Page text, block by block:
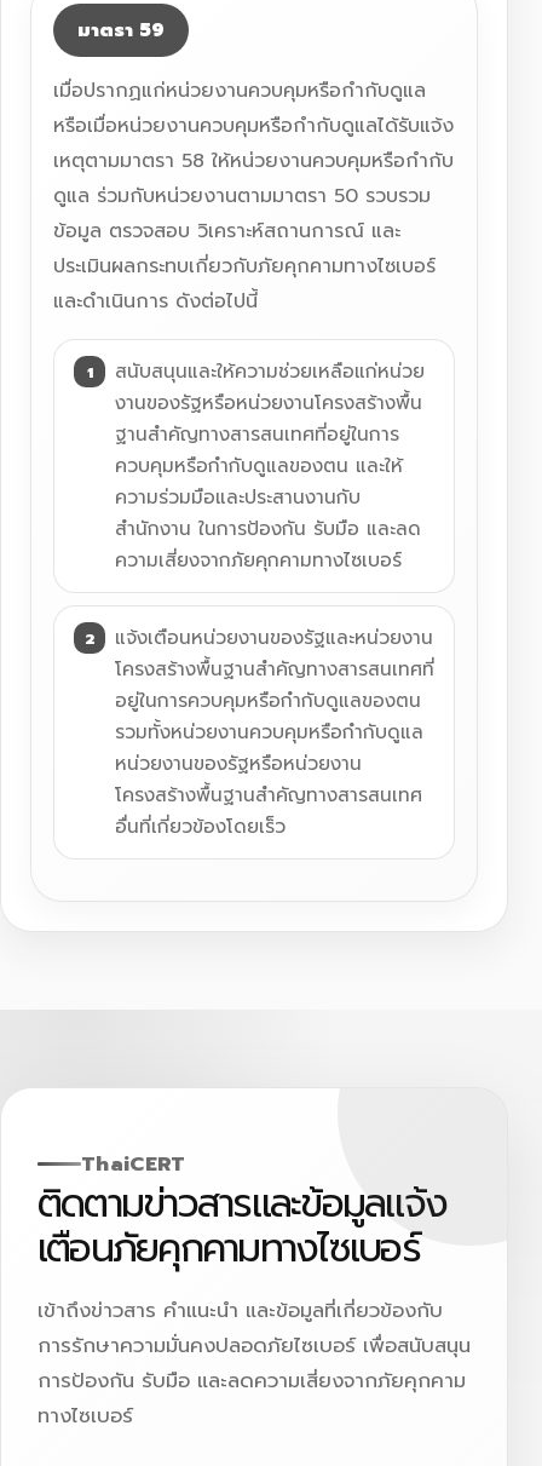
มาตรา 59
เมื่อปรากฏแก่หน่วยงานควบคุมหรือกำกับดูแล
หรือเมื่อหน่วยงานควบคุมหรือกำกับดูแลได้รับแจ้ง
เหตุตามมาตรา 58 ให้หน่วยงานควบคุมหรือกำกับ
ดูแล ร่วมกับหน่วยงานตามมาตรา 50 รวบรวม
ข้อมูล ตรวจสอบ วิเคราะห์สถานการณ์ และ
ประเมินผลกระทบเกี่ยวกับภัยคุกคามทางไซเบอร์
และดำเนินการ ดังต่อไปนี้
สนับสนุนและให้ความช่วยเหลือแก่หน่วย
งานของรัฐหรือหน่วยงานโครงสร้างพื้น
ฐานสำคัญทางสารสนเทศที่อยู่ในการ
ควบคุมหรือกำกับดูแลของตน และให้
ความร่วมมือและประสานงานกับ
สำนักงาน ในการป้องกัน รับมือ และลด
ความเสี่ยงจากภัยคุกคามทางไซเบอร์
แจ้งเตือนหน่วยงานของรัฐและหน่วยงาน
โครงสร้างพื้นฐานสำคัญทางสารสนเทศที่
อยู่ในการควบคุมหรือกำกับดูแลของตน
รวมทั้งหน่วยงานควบคุมหรือกำกับดูแล
หน่วยงานของรัฐหรือหน่วยงาน
โครงสร้างพื้นฐานสำคัญทางสารสนเทศ
อื่นที่เกี่ยวข้องโดยเร็ว
ThaiCERT
ติดตามข่าวสารและข้อมูลแจ้ง
เตือนภัยคุกคามทางไซเบอร์
เข้าถึงข่าวสาร คำแนะนำ และข้อมูลที่เกี่ยวข้องกับ
การรักษาความมั่นคงปลอดภัยไซเบอร์ เพื่อสนับสนุน
การป้องกัน รับมือ และลดความเสี่ยงจากภัยคุกคาม
ทางไซเบอร์